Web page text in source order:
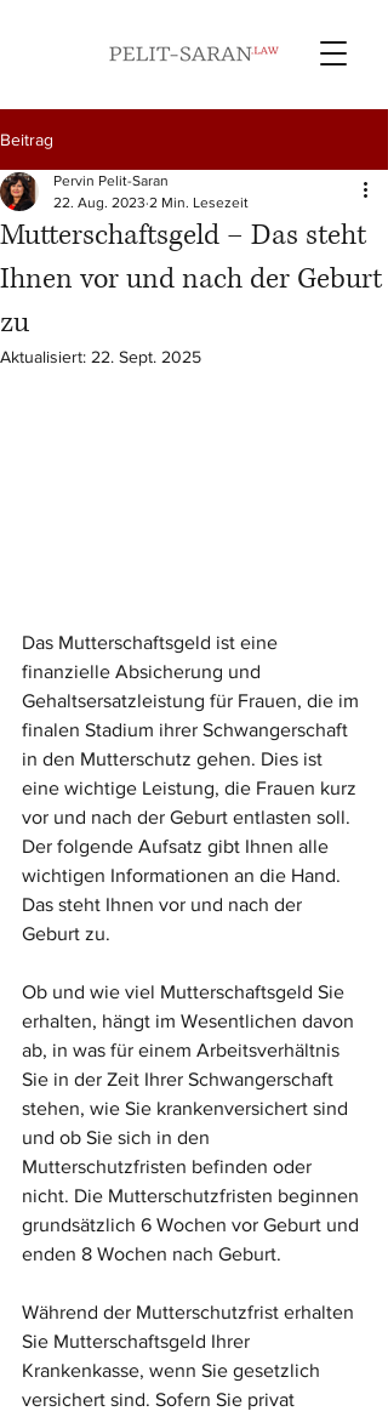
Beitrag
Mutterschaftsgeld – Das steht
Ihnen vor und nach der Geburt
zu
Pervin Pelit-Saran
22. Aug. 2023 2 Min. Lesezeit
Aktualisiert: 22. Sept. 2025
Das Mutterschaftsgeld ist eine
finanzielle Absicherung und
Gehaltsersatzleistung für Frauen, die im
finalen Stadium ihrer Schwangerschaft
in den Mutterschutz gehen. Dies ist
eine wichtige Leistung, die Frauen kurz
vor und nach der Geburt entlasten soll.
Der folgende Aufsatz gibt Ihnen alle
wichtigen Informationen an die Hand.
Das steht Ihnen vor und nach der
Geburt zu.
Ob und wie viel Mutterschaftsgeld Sie
erhalten, hängt im Wesentlichen davon
ab, in was für einem Arbeitsverhältnis
Sie in der Zeit Ihrer Schwangerschaft
stehen, wie Sie krankenversichert sind
und ob Sie sich in den
Mutterschutzfristen befinden oder
nicht. Die Mutterschutzfristen beginnen
grundsätzlich 6 Wochen vor Geburt und
enden 8 Wochen nach Geburt.
Während der Mutterschutzfrist erhalten
Sie Mutterschaftsgeld Ihrer
Krankenkasse, wenn Sie gesetzlich
versichert sind. Sofern Sie privat